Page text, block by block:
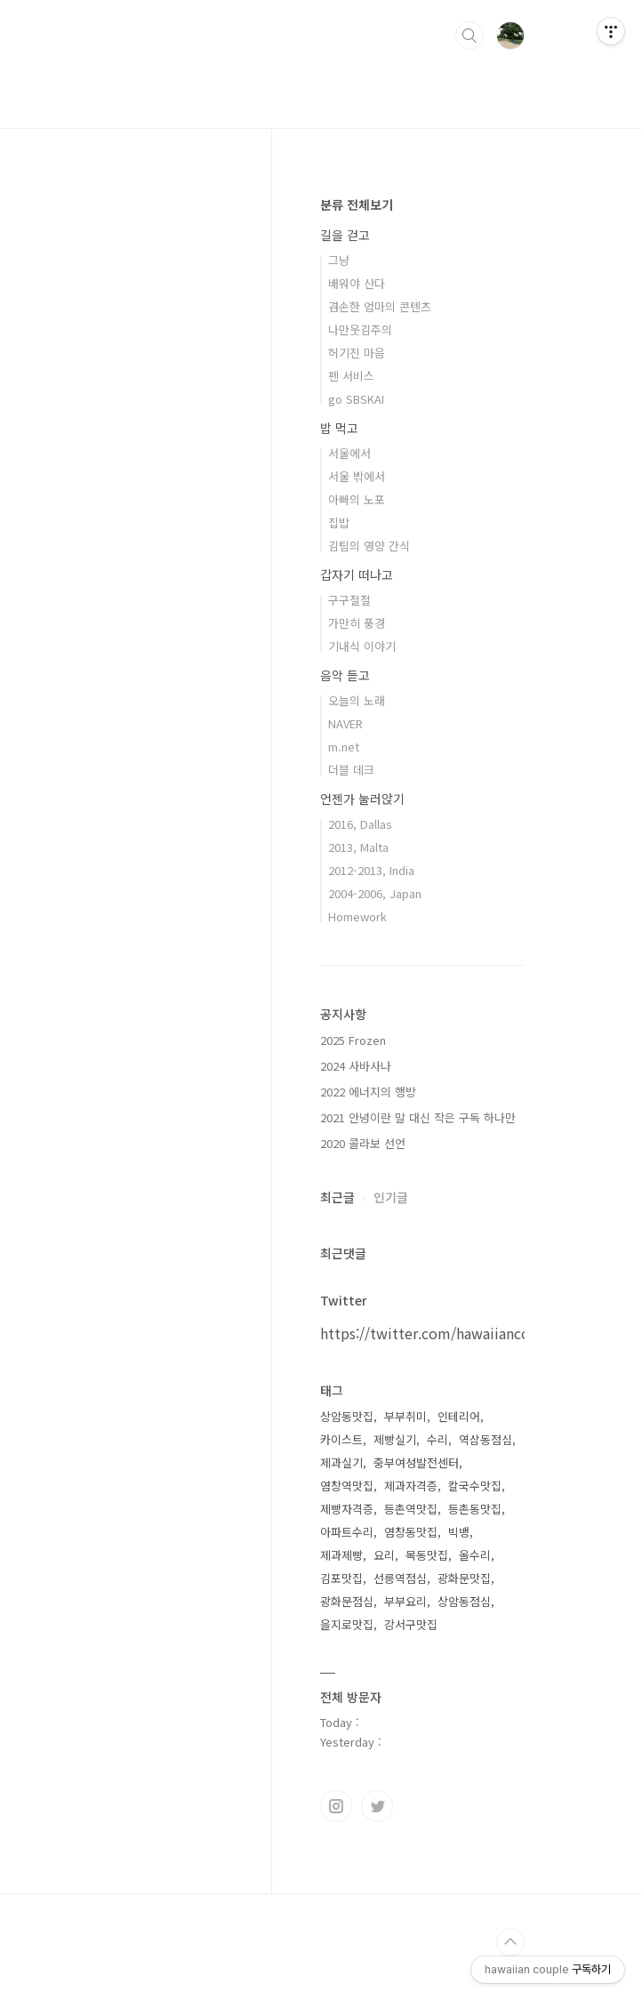
분류 전체보기
길을 걷고
그냥
배워야 산다
겸손한 엄마의 콘텐츠
나만웃김주의
허기진 마음
펜 서비스
go SBSKAI
밥 먹고
서울에서
서울 밖에서
아빠의 노포
집밥
김팀의 영양 간식
갑자기 떠나고
구구절절
가만히 풍경
기내식 이야기
음악 듣고
오늘의 노래
NAVER
m.net
더블 데크
언젠가 눌러앉기
2016, Dallas
2013, Malta
2012-2013, India
2004-2006, Japan
Homework
공지사항
2025 Frozen
2024 사바사나
2022 에너지의 행방
2021 안녕이란 말 대신 작은 구독 하나만
2020 콜라보 선언
최근글 인기글
최근댓글
Twitter
https://twitter.com/hawaiiancouple
태그
상암동맛집 부부취미
인테리어
카이스트
제빵실기 수리
역삼동점심
제과실기
중부여성발전센터
염창역맛집
제과자격증
칼국수맛집
제빵자격증
등촌역맛집
등촌동맛집
아파트수리
염창동맛집
빅뱅
제과제빵
요리 목동맛집
올수리
김포맛집
선릉역점심
광화문맛집
광화문점심
부부요리
상암동점심
을지로맛집
강서구맛집
전체 방문자
Today :
Yesterday :
hawaiian couple 구독하기